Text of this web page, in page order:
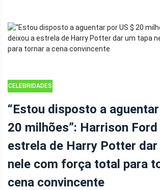
CELEBRIDADES
“Estou disposto a
20 milhões”: Harrison
estrela de Harry Potter dar
nele com força total para
cena convincente